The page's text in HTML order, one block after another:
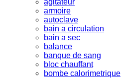
armoire
autoclave
bain a circulation
bain a sec
balance
banque de sang
bloc chauffant
bombe calorimetrique